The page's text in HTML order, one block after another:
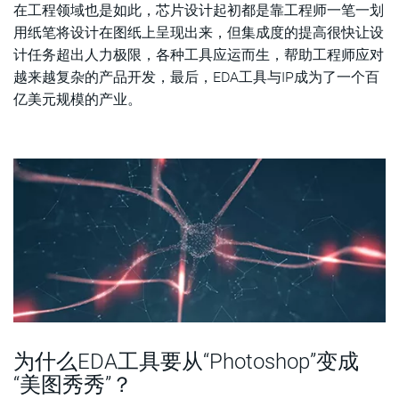
在工程领域也是如此，芯片设计起初都是靠工程师一笔一划
用纸笔将设计在图纸上呈现出来，但集成度的提高很快让设
计任务超出人力极限，各种工具应运而生，帮助工程师应对
越来越复杂的产品开发，最后，EDA工具与IP成为了一个百
亿美元规模的产业。
为什么EDA工具要从“Photoshop”变成
“美图秀秀”？